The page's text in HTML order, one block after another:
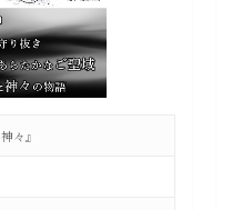
々』